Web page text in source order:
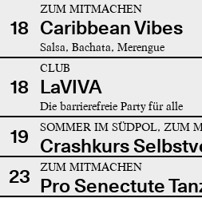
18
ZUM MITMACHEN
Caribbean Vibes
Salsa, Bachata, Merengue
18
CLUB
LaVIVA
Die barrierefreie Party für alle
19 SOMMER IM SÜDPOL, ZUM
Crashkurs
23
ZUM MITMACHEN
Pro Senectute